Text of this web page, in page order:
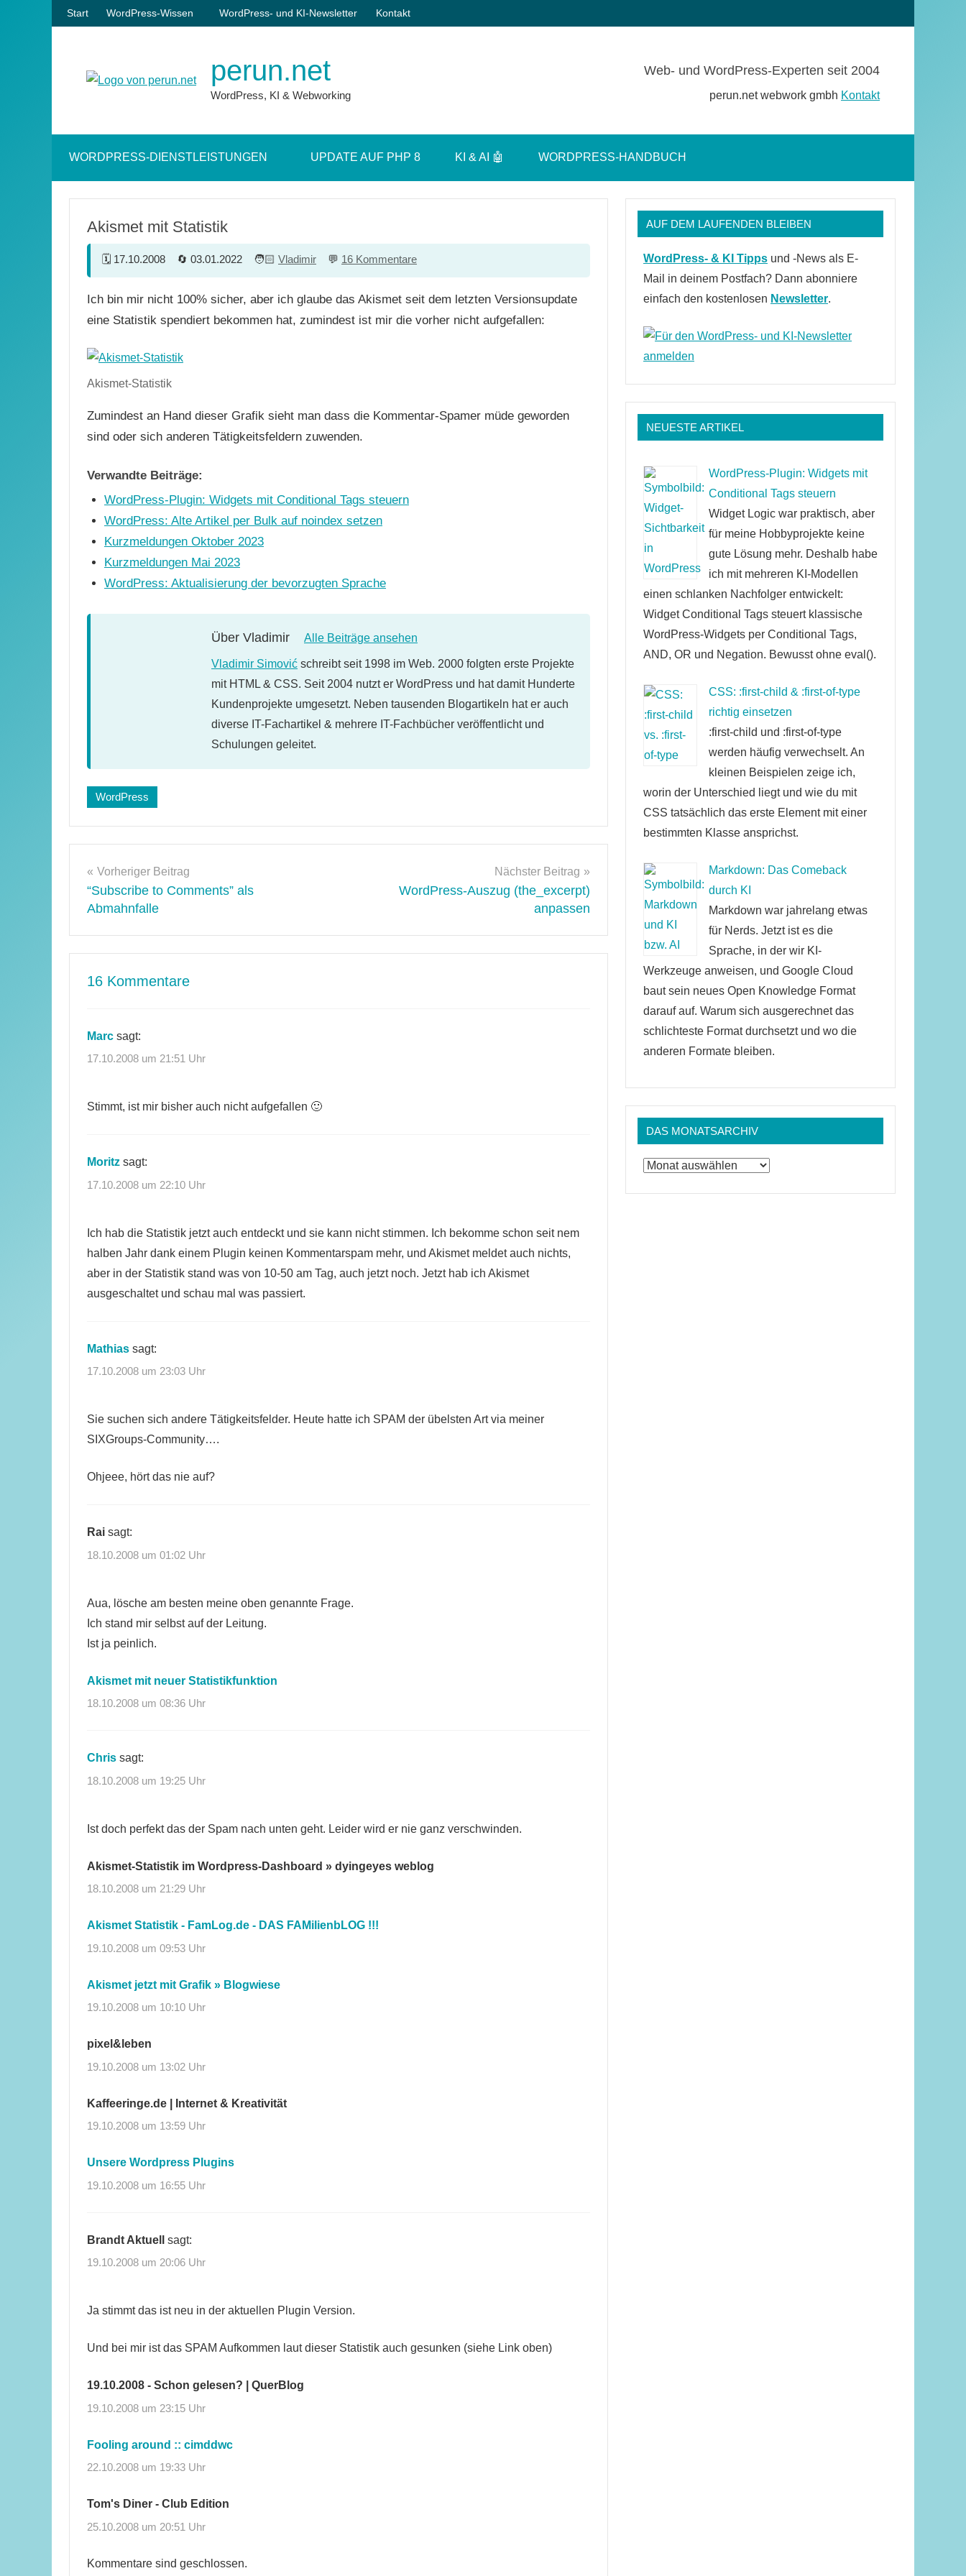
Zum
Inhalt
Start WordPress-Wissen WordPress- und KI-Newsletter Kontakt
perun.net
WordPress, KI & Webworking
Web- und WordPress-Experten seit 2004
perun.net webwork gmbh Kontakt
öffnen
WORDPRESS-DIENSTLEISTUNGEN UPDATE AUF PHP 8 KI & AI 🤖 WORDPRESS-HANDBUCH
Akismet mit Statistik
17.10.2008 03.01.2022 Vladimir 16 Kommentare
Ich bin mir nicht 100% sicher, aber ich glaube das Akismet seit dem letzten Versionsupdate
eine Statistik spendiert bekommen hat, zumindest ist mir die vorher nicht aufgefallen:
Akismet-Statistik
Zumindest an Hand dieser Grafik sieht man dass die Kommentar-Spamer müde geworden
sind oder sich anderen Tätigkeitsfeldern zuwenden.
Verwandte Beiträge:
WordPress-Plugin: Widgets mit Conditional Tags steuern
WordPress: Alte Artikel per Bulk auf noindex setzen
Kurzmeldungen Oktober 2023
Kurzmeldungen Mai 2023
WordPress: Aktualisierung der bevorzugten Sprache
Über Vladimir Alle Beiträge ansehen
Vladimir Simović schreibt seit 1998 im Web. 2000 folgten erste Projekte
mit HTML & CSS. Seit 2004 nutzt er WordPress und hat damit Hunderte
Kundenprojekte umgesetzt. Neben tausenden Blogartikeln hat er auch
diverse IT-Fachartikel & mehrere IT-Fachbücher veröffentlicht und
Schulungen geleitet.
Schlagwörter:
WordPress
Beitragsnavigation
Vorheriger Beitrag
“Subscribe to Comments” als
Abmahnfalle
Nächster Beitrag
WordPress-Auszug (the_excerpt)
anpassen
16 Kommentare
Marc sagt:
17.10.2008 um 21:51 Uhr
Stimmt, ist mir bisher auch nicht aufgefallen 🙂
Moritz sagt:
17.10.2008 um 22:10 Uhr
Ich hab die Statistik jetzt auch entdeckt und sie kann nicht stimmen. Ich bekomme schon seit nem
halben Jahr dank einem Plugin keinen Kommentarspam mehr, und Akismet meldet auch nichts,
aber in der Statistik stand was von 10-50 am Tag, auch jetzt noch. Jetzt hab ich Akismet
ausgeschaltet und schau mal was passiert.
Mathias sagt:
17.10.2008 um 23:03 Uhr
Sie suchen sich andere Tätigkeitsfelder. Heute hatte ich SPAM der übelsten Art via meiner
SIXGroups-Community….
Ohjeee, hört das nie auf?
Rai sagt:
18.10.2008 um 01:02 Uhr
Aua, lösche am besten meine oben genannte Frage.
Ich stand mir selbst auf der Leitung.
Ist ja peinlich.
Akismet mit neuer Statistikfunktion
18.10.2008 um 08:36 Uhr
Chris sagt:
18.10.2008 um 19:25 Uhr
Ist doch perfekt das der Spam nach unten geht. Leider wird er nie ganz verschwinden.
Akismet-Statistik im Wordpress-Dashboard » dyingeyes weblog
18.10.2008 um 21:29 Uhr
Akismet Statistik - FamLog.de - DAS FAMilienbLOG !!!
19.10.2008 um 09:53 Uhr
Akismet jetzt mit Grafik » Blogwiese
19.10.2008 um 10:10 Uhr
pixel&leben
19.10.2008 um 13:02 Uhr
Kaffeeringe.de | Internet & Kreativität
19.10.2008 um 13:59 Uhr
Unsere Wordpress Plugins
19.10.2008 um 16:55 Uhr
Brandt Aktuell
sagt:
19.10.2008 um 20:06 Uhr
Ja stimmt das ist neu in der aktuellen Plugin Version.
Und bei mir ist das SPAM Aufkommen laut dieser Statistik auch gesunken (siehe Link oben)
19.10.2008 - Schon gelesen? | QuerBlog
19.10.2008 um 23:15 Uhr
Fooling around :: cimddwc
22.10.2008 um 19:33 Uhr
Tom's Diner - Club Edition
25.10.2008 um 20:51 Uhr
Kommentare sind geschlossen.
AUF DEM LAUFENDEN BLEIBEN
WordPress- & KI Tipps und -News als E-
Mail in deinem Postfach? Dann abonniere
einfach den kostenlosen Newsletter.
NEUESTE ARTIKEL
WordPress-Plugin: Widgets mit
Conditional Tags steuern
Widget Logic war praktisch, aber
für meine Hobbyprojekte keine
gute Lösung mehr. Deshalb habe
ich mit mehreren KI-Modellen
einen schlanken Nachfolger entwickelt:
Widget Conditional Tags steuert klassische
WordPress-Widgets per Conditional Tags,
AND, OR und Negation. Bewusst ohne eval().
CSS: :first-child & :first-of-type
richtig einsetzen
:first-child und :first-of-type
werden häufig verwechselt. An
kleinen Beispielen zeige ich,
worin der Unterschied liegt und wie du mit
CSS tatsächlich das erste Element mit einer
bestimmten Klasse ansprichst.
Markdown: Das Comeback
durch KI
Markdown war jahrelang etwas
für Nerds. Jetzt ist es die
Sprache, in der wir KI-
Werkzeuge anweisen, und Google Cloud
baut sein neues Open Knowledge Format
darauf auf. Warum sich ausgerechnet das
schlichteste Format durchsetzt und wo die
anderen Formate bleiben.
DAS MONATSARCHIV
Das